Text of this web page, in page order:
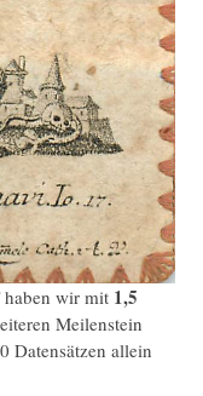
haben wir mit 1,5
Meilenstein
Datensätzen allein